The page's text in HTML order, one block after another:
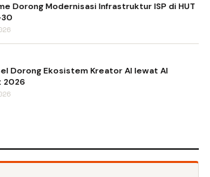
Dorong Modernisasi Infrastruktur ISP di HUT
30
Dorong Ekosistem Kreator AI lewat AI
2026